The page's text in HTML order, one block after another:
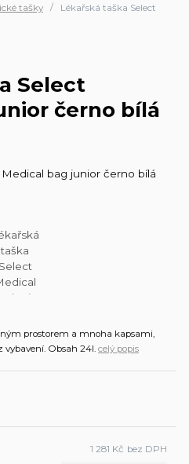
tašky
Lékařská taška Select
Select
černo bílá
prostorem a mnoha kapsami,
Obsah 24l. celý popis
1 281 Kč bez DPH